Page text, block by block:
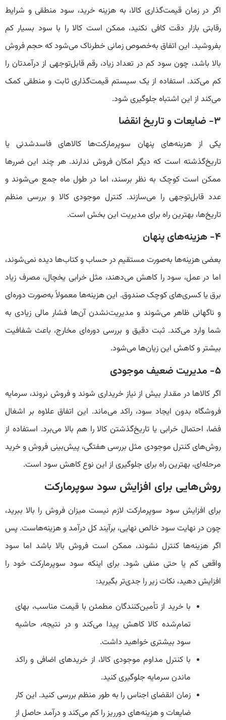
اگر در زمان قیمت‌گذاری کالا، به هزینه خرید، سود منطقی و شرایط
رقابتی بازار دقت کافی نکنید، ممکن است کالا را با سود بسیار کم
بفروشید. این اتفاق به‌خصوص زمانی خطرناک می‌شود که حجم فروش
بالا باشد، چون سود کم در تعداد زیاد، رقم قابل‌توجهی از درآمدتان را
کم می‌کند. استفاده از یک سیستم قیمت‌گذاری ثابت و منطقی کمک
می‌کند از این اشتباه جلوگیری شود.
۳- ضایعات و تاریخ انقضا
یکی از هزینه‌های پنهان سوپرمارکت‌ها کالاهای فاسدشدنی یا
تاریخ‌گذشته است که دیگر امکان فروش ندارند. هر چند این ضررها
ممکن است کوچک به نظر برسند، اما در طول ماه جمع می‌شوند و
عدد قابل‌توجهی را می‌سازند. کنترل موجودی کالا و بررسی منظم
تاریخ‌ها، بهترین راه برای مدیریت این بخش است.
۴- هزینه‌های پنهان
بعضی هزینه‌ها به‌صورت مستقیم در حساب‌ و کتاب‌ها دیده نمی‌شوند،
اما در عمل، سود را کاهش می‌دهند، مثل خرابی یخچال، مصرف زیاد
برق یا کسری‌های کوچک صندوق. این هزینه‌ها معمولاً به‌صورت دوره‌ای
و ناگهانی ظاهر می‌شوند و مدیریت‌نشدن آن‌ها فشار مالی زیادی به
شما وارد می‌کند. ثبت دقیق و بررسی دوره‌ای مخارج، باعث شفافیت
بیشتر و کاهش این زیان‌ها می‌شود.
۵- مدیریت ضعیف موجودی
اگر کالاها در مقدار بیش از نیاز خریداری شوند و فروش نروند، سرمایه
فروشگاه بدون ایجاد سود، راکد می‌ماند. این اتفاق علاوه بر اشغال
فضا، احتمال خرابی یا تاریخ‌گذشتن کالا را هم بالا می‌برد. استفاده از
روش‌های کنترل موجودی مثل بررسی هفتگی، پیش‌بینی فروش و خرید
مرحله‌ای، بهترین راه برای جلوگیری از این نوع کاهش سود است.
روش‌هایی برای افزایش سود سوپرمارکت
برای افزایش سود سوپرمارکت لازم نیست میزان فروش را بالا ببرید،
چون در نهایت سود خالص نهایی، برآیند کل درآمد و هزینه‌هاست. پس
اگر هزینه‌ها کنترل نشوند، ممکن است فروش بالا باشد اما سود
واقعی کم یا حتی منفی شود. برای اینکه سود سوپرمارکت خود را
افزایش دهید، نکات زیر را جدی‌تر بگیرید:
با خرید از تأمین‌کنندگان مطمئن با قیمت مناسب، بهای
تمام‌شده کالا کاهش پیدا می‌کند و در نتیجه، حاشیه
سود بیشتری خواهید داشت.
با کنترل مداوم موجودی کالا، از خریدهای اضافی و راکد
ماندن سرمایه جلوگیری کنید.
زمان انقضای اجناس را به طور منظم بررسی کنید. این کار
ضایعات و هزینه‌های دورریز را کم می‌کند و درآمد حاصل از